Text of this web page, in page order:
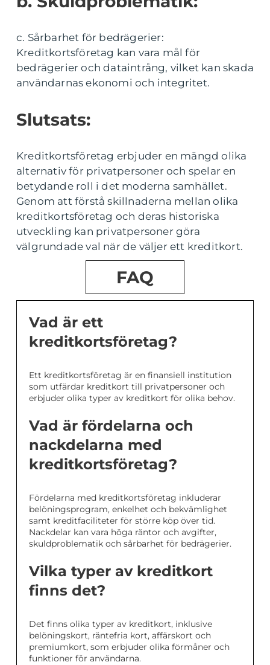
c. Sårbarhet för bedrägerier:
Kreditkortsföretag kan vara mål för
bedrägerier och dataintrång, vilket kan skada
användarnas ekonomi och integritet.
Slutsats:
Kreditkortsföretag erbjuder en mängd olika
alternativ för privatpersoner och spelar en
betydande roll i det moderna samhället.
Genom att förstå skillnaderna mellan olika
kreditkortsföretag och deras historiska
utveckling kan privatpersoner göra
välgrundade val när de väljer ett kreditkort.
FAQ
Vad är ett
kreditkortsföretag?
Ett kreditkortsföretag är en finansiell institution
som utfärdar kreditkort till privatpersoner och
erbjuder olika typer av kreditkort för olika behov.
Vad är fördelarna och
nackdelarna med
kreditkortsföretag?
Fördelarna med kreditkortsföretag inkluderar
belöningsprogram, enkelhet och bekvämlighet
samt kreditfaciliteter för större köp över tid.
Nackdelar kan vara höga räntor och avgifter,
skuldproblematik och sårbarhet för bedrägerier.
Vilka typer av kreditkort
finns det?
Det finns olika typer av kreditkort, inklusive
belöningskort, räntefria kort, affärskort och
premiumkort, som erbjuder olika förmåner och
funktioner för användarna.